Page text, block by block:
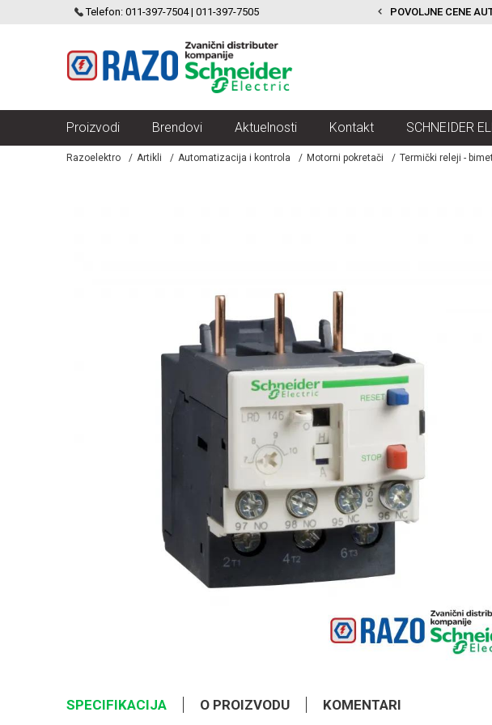
Telefon: 011-397-7504 | 011-397-7505
ELECTRIC VELIKI IZBOR MODULARNIH PREKIDACA I UTICNICA POVOLJNE CENE
Proizvodi Brendovi Aktuelnosti Kontakt SCHNEIDER
Razoelektro Artikli Automatizacija i kontrola Motorni pokretači Termički releji -
SPECIFIKACIJA O PROIZVODU KOMENTARI